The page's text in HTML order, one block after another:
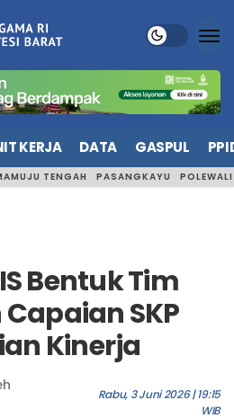
KERJA DATA GASPUL
TENGAH PASANGKAYU
Bentuk Tim
SKP
Kinerja
Rabu, 3 Juni 2026 | 19:15